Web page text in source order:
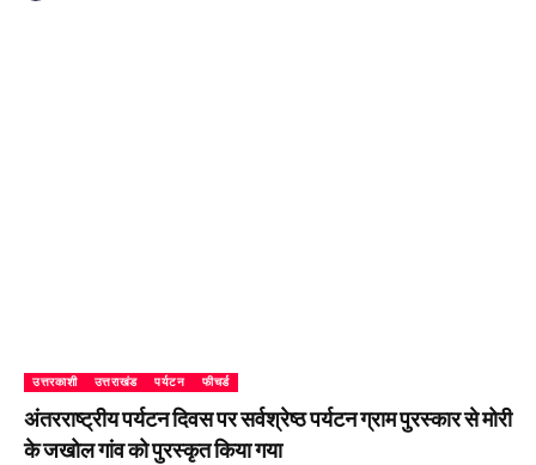
उत्तरकाशी उत्तराखंड पर्यटन फीचर्ड
अंतरराष्ट्रीय पर्यटन दिवस पर सर्वश्रेष्ठ पर्यटन ग्राम पुरस्कार से मोरी
के जखोल गांव को पुरस्कृत किया गया